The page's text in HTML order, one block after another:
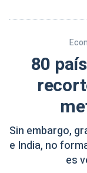
80
Sin embargo,
e India, no
es